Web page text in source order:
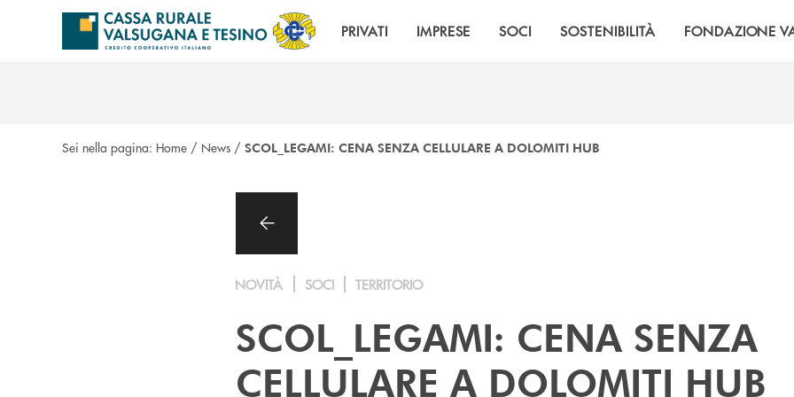
Salta al contenuto principale
PRIVATI IMPRESE SOCI SOSTENIBILITÀ FONDAZIONE
Sei nella pagina: Home / News / SCOL_LEGAMI: CENA SENZA CELLULARE A DOLOMITI HUB
NOVITÀ SOCI TERRITORIO
SCOL_LEGAMI: CENA SENZA
CELLULARE A DOLOMITI HUB